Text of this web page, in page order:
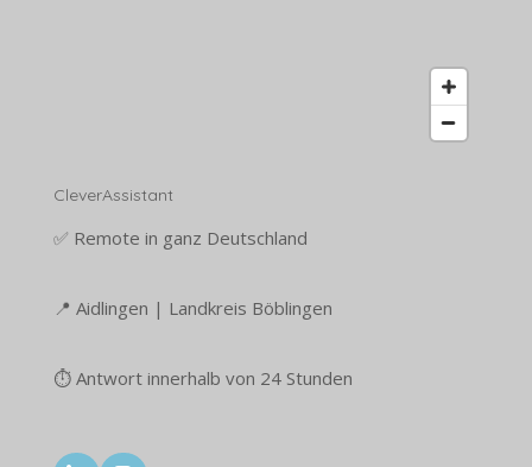
CleverAssistant
✅ Remote in ganz Deutschland
📍 Aidlingen | Landkreis Böblingen
⏱ Antwort innerhalb von 24 Stunden